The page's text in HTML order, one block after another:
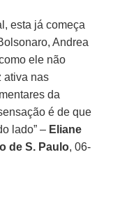
esta já começa
Andrea
ele não
ativa nas
da
é de que
lado” – Eliane
de S. Paulo, 06-